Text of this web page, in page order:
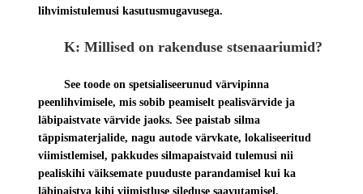
lihvimistulemusi kasutusmugavusega.
K: Millised on rakenduse stsenaariumid?
See toode on spetsialiseerunud värvipinna
peenlihvimisele, mis sobib peamiselt pealisvärvide ja
läbipaistvate värvide jaoks. See paistab silma
täppismaterjalide, nagu autode värvkate, lokaliseeritud
viimistlemisel, pakkudes silmapaistvaid tulemusi nii
pealiskihi väiksemate puuduste parandamisel kui ka
läbipaistva kihi viimistluse sileduse saavutamisel.